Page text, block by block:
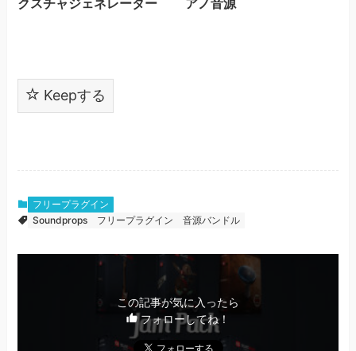
Keepする
フリープラグイン
Soundprops
フリープラグイン 音源バンドル
この記事が気に入ったら
フォローしてね！